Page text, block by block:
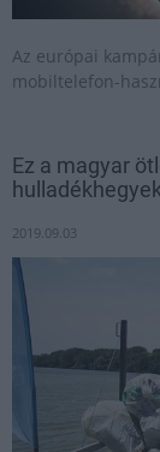
Az európai
mobiltelefon-
Ez a magyar
2019.09.03